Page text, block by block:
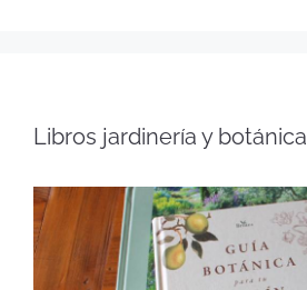
Libros jardinería y botánica